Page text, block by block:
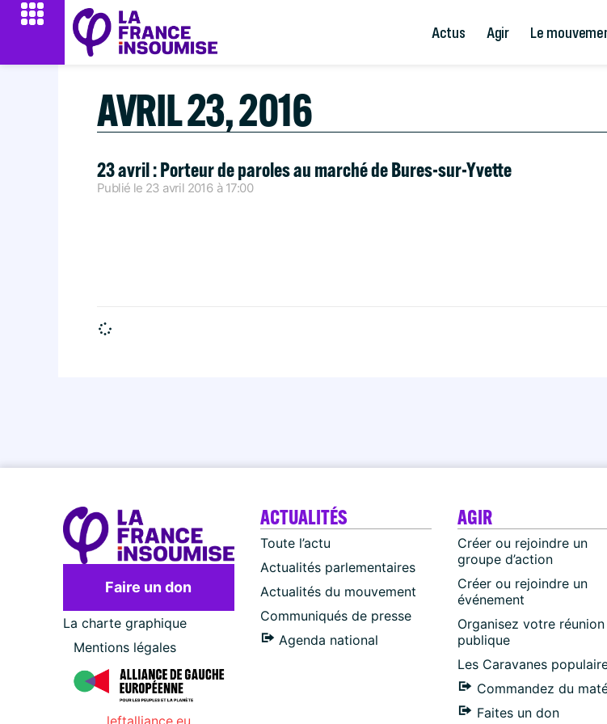
Actus Agir Le
AVRIL 23, 2016
23 avril : Porteur de paroles au marché de Bures-sur-Yvette
Publié le 23 avril 2016 à 17:00
Faire un don
La charte graphique
Mentions légales
ACTUALITÉS
Toute l’actu
Actualités parlementaires
Actualités du mouvement
Communiqués de presse
Agenda national
AGIR
Créer ou rejoindre un
groupe d’action
Créer ou rejoindre un
événement
Organisez votre réunion
publique
Les Caravanes
Commandez du
Faites un don